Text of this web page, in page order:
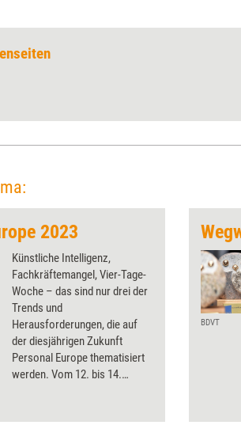
2023
Künstliche Intelligenz,
Fachkräftemangel, Vier-Tage-
Woche – das sind nur drei der
Trends und
Herausforderungen, die auf
der diesjährigen Zukunft
Personal Europe thematisiert
werden. Vom 12. bis 14.
wieder in den Hallen der
BDVT